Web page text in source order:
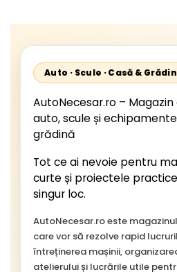
Auto · Scule · Casă &
AutoNecesar.ro –
auto, scule și
grădină
Tot ce ai nevoie pentru
curte și proiectele
singur loc.
AutoNecesar.ro este
care vor să rezolve rapid
întreținerea mașinii,
atelierului și lucrările utile